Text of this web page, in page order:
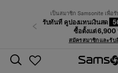
เป็นสมาชิก Samsonite เพื่อ
รับทันที คูปองแทนเงินสด
ซื้อตั้งแต่ 6,900
สมัครสมาชิกและรับ
ก่อนหน้า